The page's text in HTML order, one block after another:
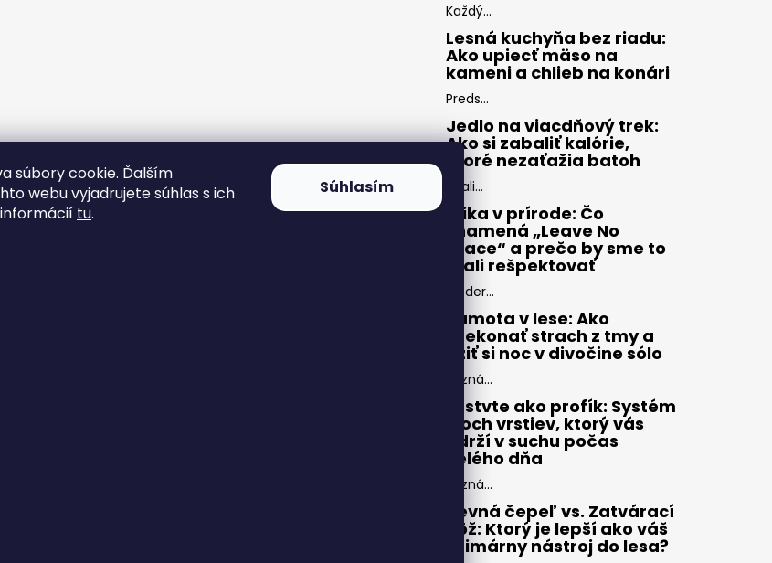
súbory cookie. Ďalším
webu vyjadrujete súhlas s ich
tu.
Súhlasím
Každý...
Lesná kuchyňa bez riadu:
Ako upiecť mäso na
kameni a chlieb na konári
Preds...
Jedlo na viacdňový trek:
Ako si zabaliť kalórie,
ktoré nezaťažia batoh
Zbali...
Etika v prírode: Čo
znamená „Leave No
Trace“ a prečo by sme to
mali rešpektovať
Moder...
Samota v lese: Ako
prekonať strach z tmy a
užiť si noc v divočine sólo
Pozná...
Vrstvte ako profík: Systém
troch vrstiev, ktorý vás
udrží v suchu počas
celého dňa
Pozná...
Pevná čepeľ vs. Zatvárací
nôž: Ktorý je lepší ako váš
primárny nástroj do lesa?